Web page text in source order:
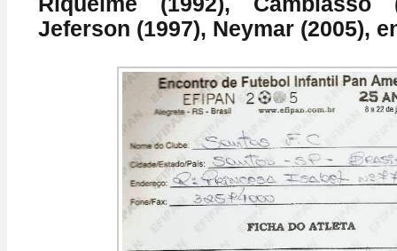
Jeferson (1997), Neymar (2005),